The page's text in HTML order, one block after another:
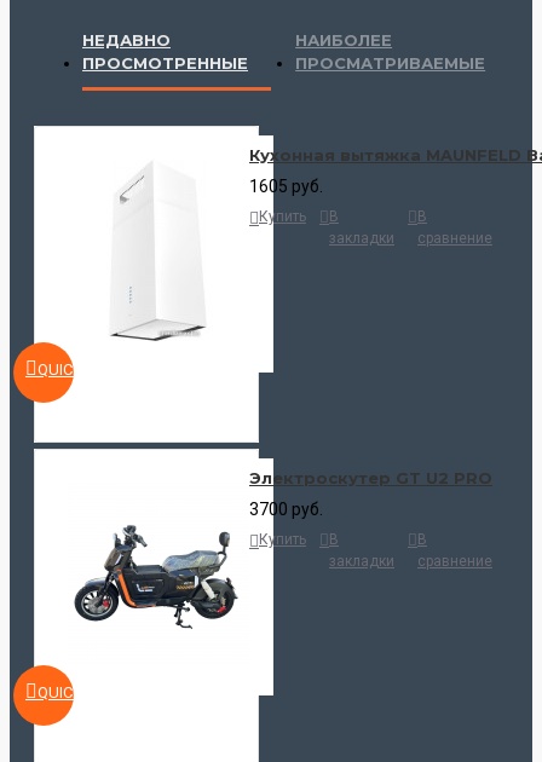
НЕДАВНО
ПРОСМОТРЕННЫЕ
НАИБОЛЕЕ
ПРОСМАТРИВАЕМЫЕ
QUICKVIEW
Кухонная вытяжка MAUNFELD
1605 руб.
Купить
В
закладки
В
сравнение
QUICKVIEW
Электроскутер GT U2 PRO
3700 руб.
Купить
В
закладки
В
сравнение